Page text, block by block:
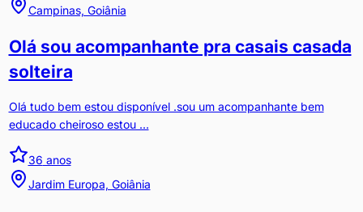
Campinas, Goiânia
Olá sou acompanhante pra casais casada
solteira
Olá tudo bem estou disponível .sou um acompanhante bem
educado cheiroso estou ...
36 anos
Jardim Europa, Goiânia